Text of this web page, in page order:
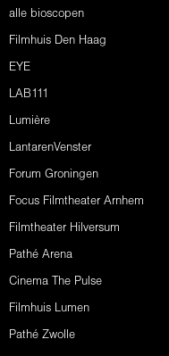
alle bioscopen
Filmhuis Den Haag
EYE
LAB111
Lumière
LantarenVenster
Forum Groningen
Focus Filmtheater Arnhem
Filmtheater Hilversum
Pathé Arena
Cinema The Pulse
Filmhuis Lumen
Pathé Zwolle